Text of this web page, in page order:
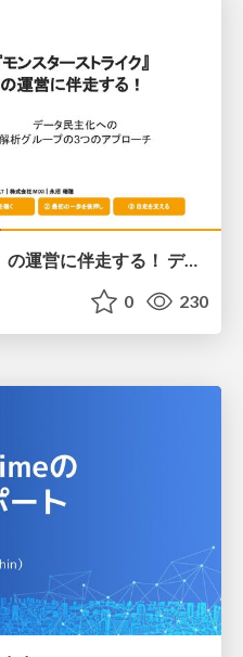
『モンスターストライク』 の運営に伴走する！ データ民主化への 解析グループの3つのアプローチ
0 230